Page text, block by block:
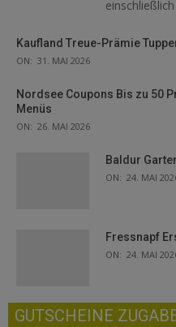
Kaufland Treue-Prämie
ON: 31. MAI 2026
Nordsee Coupons Bis zu 50
Menüs
ON: 26. MAI 2026
Baldur
ON: 24. MAI
Fressnapf
ON: 24. MAI
GUTSCHEINE